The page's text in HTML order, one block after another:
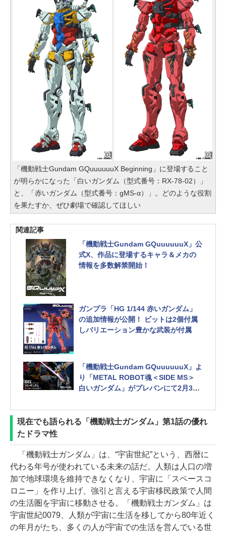
「機動戦士Gundam GQuuuuuuX Beginning」に登場すること
が明らかになった「白いガンダム（型式番号：RX-78-02）」
と、「赤いガンダム（型式番号：gMS-α）」。どのような役割
を果たすか、ぜひ劇場で確認してほしい
関連記事
「機動戦士Gundam GQuuuuuuX」公
式X、作品に登場するキャラ＆メカの
情報を多数解禁開始！
ガンプラ「HG 1/144 赤いガンダム」
の追加情報が公開！ ビットは2個付属
しバリエーション豊かな武装が付属
「機動戦士Gundam GQuuuuuuX」よ
り「METAL ROBOT魂＜SIDE MS＞
白いガンダム」がプレバンにて2月3日
現在でも語られる「機動戦士ガンダム」第1話の優れ
たドラマ性
「機動戦士ガンダム」は、“宇宙世紀”という、西暦に
代わる年号が使われている未来の話だ。人類は人口の増
加で地球環境を維持できなくなり、宇宙に「スペースコ
ロニー」を作り上げ、強引と言える宇宙移民政策で人間
の生活圏を宇宙に移動させる。「機動戦士ガンダム」は
宇宙世紀0079、人類が宇宙に生活を移してから80年近く
の年月がたち、多くの人が宇宙での生活を営んでいる世